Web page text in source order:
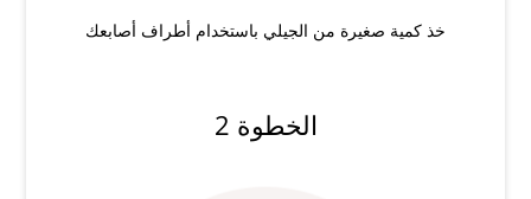
خذ كمية صغيرة من الجيلي باستخدام أطراف أصابعك
الخطوة 2